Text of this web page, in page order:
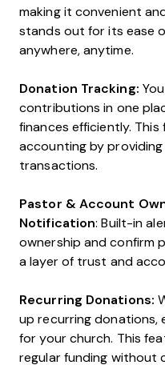
making it convenient
stands out for its ease
anywhere, anytime.
Donation Tracking:
contributions in one
finances efficiently.
accounting by
transactions.
Pastor & Account
Notification: Built-in
ownership and confirm
a layer of trust and
Recurring Donations:
up recurring donations,
for your church. This
regular funding without